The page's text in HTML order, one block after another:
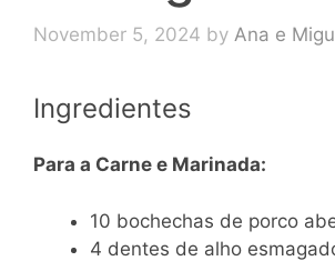
November 5, 2024 by Ana e
Ingredientes
Para a Carne e Marinada:
10 bochechas de porco
4 dentes de alho